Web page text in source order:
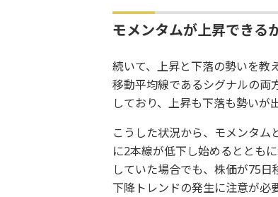
モメンタムが上昇できる
続いて、上昇と下落の勢いを教
移動平均線であるシグナルの両
しており、上昇も下落も勢いが
こうした状況から、モメンタ
に2本線が低下し始めるととも
していた場合でも、株価が75日
下降トレンドの発生に注意が必